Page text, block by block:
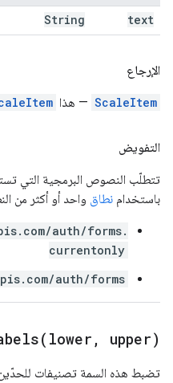
text
String
الإرجاع
ScaleItem — هذا
التفويض
تتطلّب النصوص البرمجية التي
باستخدام نطاق واحد أو أكثر من
auth/forms.
currentonly
auth/forms
lower , upper)
تضبط هذه السمة تصنيفات للحدّين